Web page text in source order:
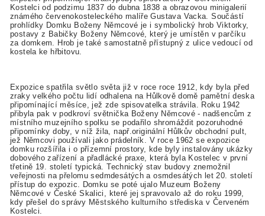
Kostelci od podzimu 1837 do dubna 1838 a obrazovou minigalerií
známého červenokosteleckého malíře Gustava Vacka. Součástí
prohlídky Domku Boženy Němcové je i symbolický hrob Viktorky,
postavy z Babičky Boženy Němcové, který je umístěn v parčíku
za domkem. Hrob je také samostatně přístupný z ulice vedoucí od
kostela ke hřbitovu.
Expozice spatřila světlo světa již v roce roce 1912, kdy byla před
zraky velkého počtu lidí odhalena na Hůlkově domě pamětní deska
připomínající měsíce, jež zde spisovatelka strávila. Roku 1942
přibyla pak v podkroví světnička Boženy Němcové - nadšencům z
místního muzejního spolku se podařilo shromáždit pozoruhodné
připomínky doby, v níž žila, např.originální Hůlkův obchodní pult,
jež Němcovi používali jako prádelník. V roce 1962 se expozice
domku rozšířila i o přízemní prostory, kde byly instalovány ukázky
dobového zařízení a přadlácké praxe, která byla Kostelec v první
třetině 19. století typická. Technický stav budovy znemožnil
veřejnosti na přelomu sedmdesátých a osmdesátých let 20. století
přístup do expozic. Domku se poté ujalo Muzeum Boženy
Němcové v České Skalici, které jej spravovalo až do roku 1999,
kdy přešel do správy Městského kulturního střediska v Červeném
Kostelci.